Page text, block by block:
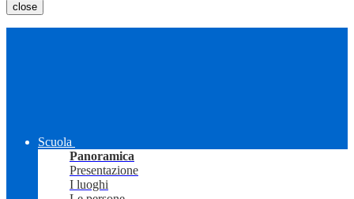
close
Scuola
Panoramica
Presentazione
I luoghi